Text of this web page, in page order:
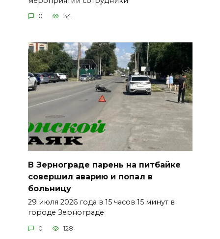
0 34
В Зернограде парень на питбайке
совершил аварию и попал в
больницу
29 июля 2026 года в 15 часов 15 минут в
городе Зернограде
0 128